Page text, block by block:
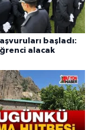
başladı:
alacak